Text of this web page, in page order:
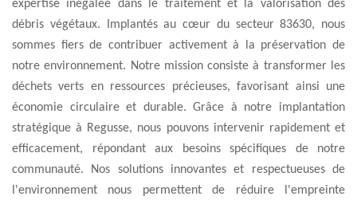
expertise inégalée dans le traitement et la valorisation des
débris végétaux. Implantés au cœur du secteur 83630, nous
sommes fiers de contribuer activement à la préservation de
notre environnement. Notre mission consiste à transformer les
déchets verts en ressources précieuses, favorisant ainsi une
économie circulaire et durable. Grâce à notre implantation
stratégique à Regusse, nous pouvons intervenir rapidement et
efficacement, répondant aux besoins spécifiques de notre
communauté. Nos solutions innovantes et respectueuses de
l'environnement nous permettent de réduire l'empreinte